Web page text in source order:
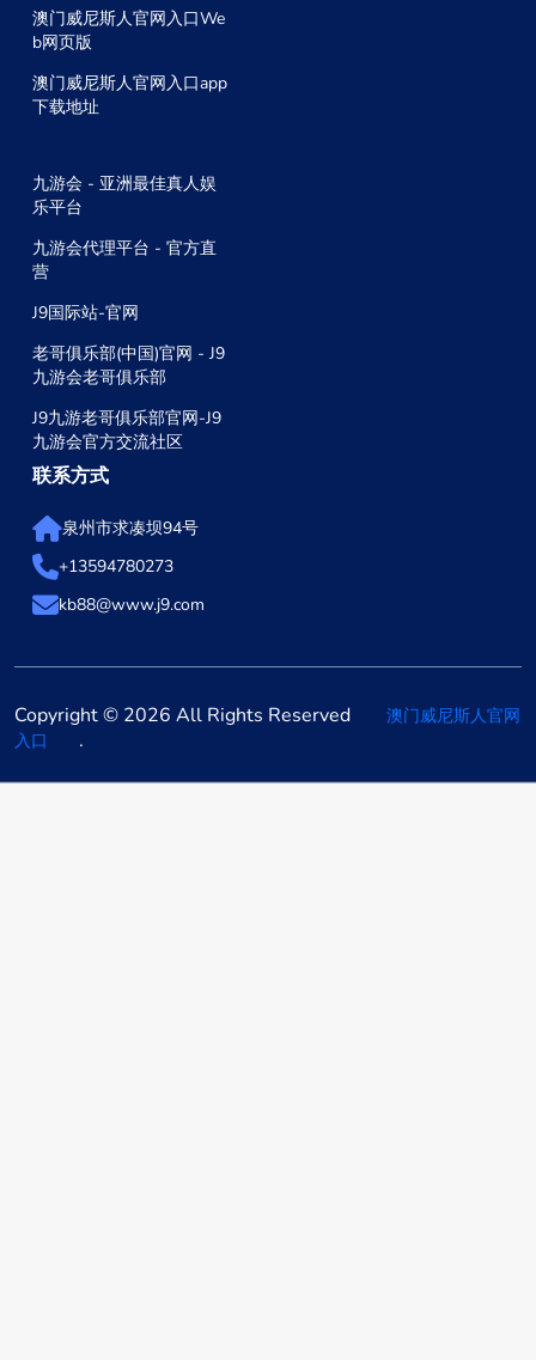
澳门威尼斯人官网入口We
b网页版
澳门威尼斯人官网入口app
下载地址
九游会 - 亚洲最佳真人娱
乐平台
九游会代理平台 - 官方直
营
J9国际站-官网
老哥俱乐部(中国)官网 - J9
九游会老哥俱乐部
J9九游老哥俱乐部官网-J9
九游会官方交流社区
联系方式
泉州市求凑坝94号
+13594780273
kb88@www.j9.com
Copyright © 2026 All Rights Reserved
澳门威尼斯人官网
入口
.